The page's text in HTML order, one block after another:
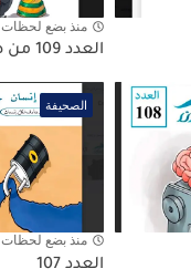
منذ بضع لحظات
العدد 109 من صحيفة إنسان
الصحيفة
منذ بضع لحظات
العدد 107